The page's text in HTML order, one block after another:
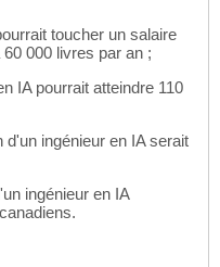
toucher un salaire
000 livres par an ;
IA pourrait atteindre 110
ingénieur en IA serait
ingénieur en IA